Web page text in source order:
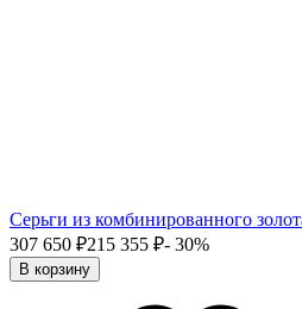
Серьги из комбинированного
307 650 ₽215 355 ₽- 30%
В корзину